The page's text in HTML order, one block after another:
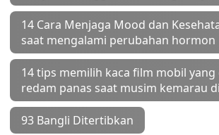
14 Cara Menjaga Mood dan
saat mengalami perubahan hormon
14 tips memilih kaca film mobil
redam panas saat musim kemarau
93 Bangli Ditertibkan